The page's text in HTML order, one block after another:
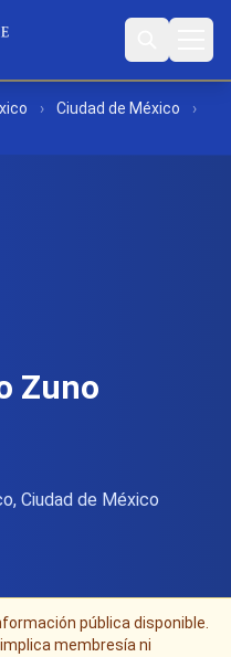
› Ciudad de México
›
Zuno
Ciudad de México
pública disponible.
membresía ni